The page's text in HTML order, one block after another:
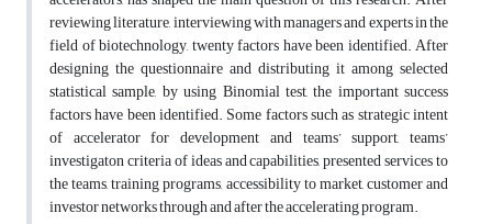
reviewing literature, interviewing with managers and experts in the
field of biotechnology, twenty factors have been identified. After
designing the questionnaire and distributing it among selected
statistical sample, by using Binomial test, the important success
factors have been identified. Some factors such as strategic intent
of accelerator for development and teams’ support, teams’
investigaton criteria of ideas and capabilities, presented services to
the teams, training programs, accessibility to market, customer and
investor networks through and after the accelerating program.